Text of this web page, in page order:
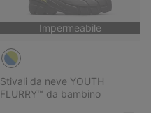
Impermeabile
Stivali da neve YOUTH
FLURRY™ da bambino